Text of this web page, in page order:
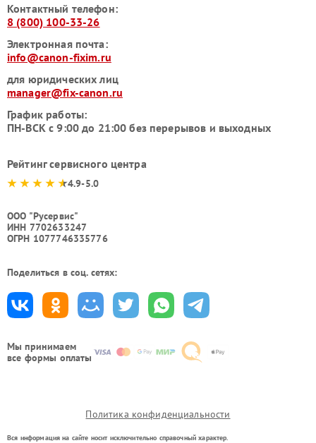
Мы принимаем
все формы оплаты
Контактный телефон:
8 (800) 100-33-26
Электронная почта:
info@canon-fixim.ru
для юридических лиц
manager@fix-canon.ru
График работы:
ПН-ВСК с 9:00 до 21:00 без перерывов и выходных
Рейтинг сервисного центра
4.9-5.0
ООО "Русервис"
ИНН 7702633247
ОГРН 1077746335776
Поделиться в соц. сетях:
Политика конфиденциальности
Вся информация на сайте носит исключительно справочный характер.